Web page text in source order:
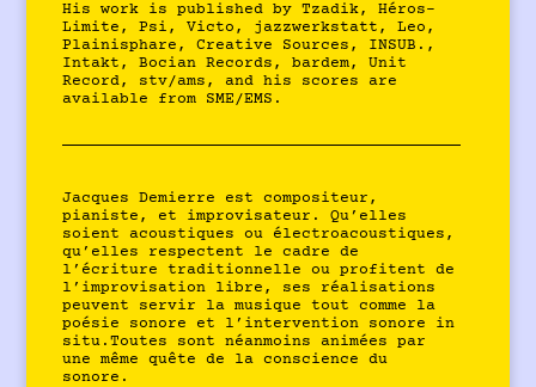
His work is published by Tzadik, Héros-
Limite, Psi, Victo, jazzwerkstatt, Leo,
Plainisphare, Creative Sources, INSUB.,
Intakt, Bocian Records, bardem, Unit
Record, stv/ams, and his scores are
available from SME/EMS.
Jacques Demierre est compositeur,
pianiste, et improvisateur. Qu’elles
soient acoustiques ou électroacoustiques,
qu’elles respectent le cadre de
l’écriture traditionnelle ou profitent de
l’improvisation libre, ses réalisations
peuvent servir la musique tout comme la
poésie sonore et l’intervention sonore in
situ.Toutes sont néanmoins animées par
une même quête de la conscience du
sonore.